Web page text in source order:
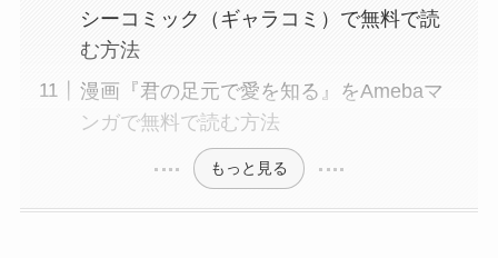
シーコミック（ギャラコミ）で無料で読
む方法
漫画『君の足元で愛を知る』をAmebaマ
ンガで無料で読む方法
もっと見る